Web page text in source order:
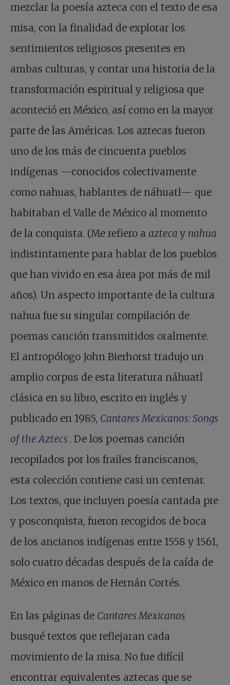
mezclar la poesía azteca con el texto de esa
misa, con la finalidad de explorar los
sentimientos religiosos presentes en
ambas culturas, y contar una historia de la
transformación espiritual y religiosa que
aconteció en México, así como en la mayor
parte de las Américas. Los aztecas fueron
uno de los más de cincuenta pueblos
indígenas —conocidos colectivamente
como nahuas, hablantes de náhuatl— que
habitaban el Valle de México al momento
de la conquista. (Me refiero a azteca y nahua
indistintamente para hablar de los pueblos
que han vivido en esa área por más de mil
años). Un aspecto importante de la cultura
nahua fue su singular compilación de
poemas canción transmitidos oralmente.
El antropólogo John Bierhorst tradujo un
amplio corpus de esta literatura náhuatl
clásica en su libro, escrito en inglés y
publicado en 1985, Cantares Mexicanos: Songs
of the Aztecs . De los poemas canción
recopilados por los frailes franciscanos,
esta colección contiene casi un centenar.
Los textos, que incluyen poesía cantada pre
y posconquista, fueron recogidos de boca
de los ancianos indígenas entre 1558 y 1561,
solo cuatro décadas después de la caída de
México en manos de Hernán Cortés.
En las páginas de Cantares Mexicanos
busqué textos que reflejaran cada
movimiento de la misa. No fue difícil
encontrar equivalentes aztecas que se